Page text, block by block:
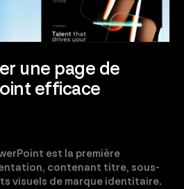
une page de
efficace
est la première
contenant titre, sous-
visuels de marque identitaire.